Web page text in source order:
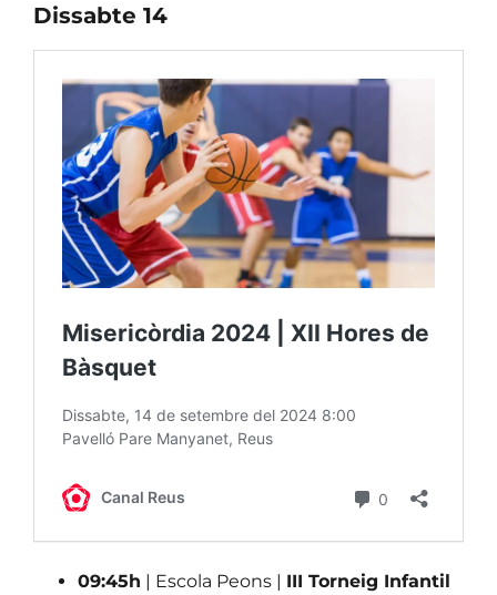
Dissabte 14
09:45h | Escola Peons | III Torneig Infantil